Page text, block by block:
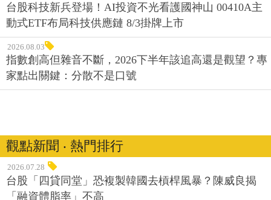
台股科技新兵登場！AI投資不光看護國神山 00410A主
動式ETF布局科技供應鏈 8/3掛牌上市
2026.08.03
指數創高但雜音不斷，2026下半年該追高還是觀望？專
家點出關鍵：分散不是口號
觀點新聞 ‧ 熱門排行
2026.07.28
台股「四貸同堂」恐複製韓國去槓桿風暴？陳威良揭
「融資體脂率」不高